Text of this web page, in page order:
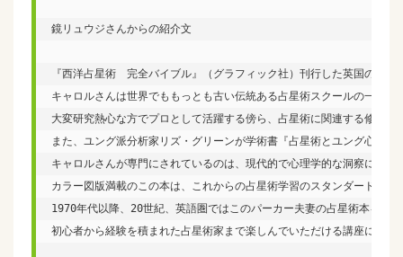
鏡リュウジさんからの紹介文
『西洋占星術　完全バイブル』（グラフィック社）刊行した英国のト
キャロルさんは世界でももっとも古い伝統ある占星術スクールの一つ
大変研究熱心な方でプロとして活躍する傍ら、占星術に関連する修士
また、ユング派分析家リズ・グリーンが学術書『占星術とユング心理
キャロルさんが専門にされているのは、現代的で心理学的な洞察に基
カラー図版満載のこの本は、これからの占星術学習のスタンダードな
1970年代以降、20世紀、英語圏ではこのパーカー夫妻の占星術本を最
初心者から経験を積まれた占星術家まで楽しんでいただける講座になる